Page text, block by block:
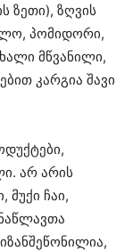
ზეთი), ზღვის
პომიდორი,
მწვანილი,
კარგია შავი
არ არის
მუქი ჩაი,